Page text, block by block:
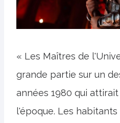
« Les Maîtres de
grande partie sur un
années 1980 qui
l'époque. Les